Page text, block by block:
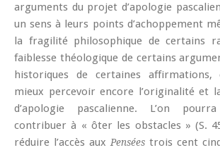
arguments du projet d’apologie
un sens à leurs points d’achoppement
la fragilité philosophique de certains
faiblesse théologique de certains
historiques de certaines
mieux percevoir encore l’originalité et
d’apologie pascalienne. L’on
contribuer à « ôter les obstacles » (S.
réduire l’accès aux Pensées trois cent